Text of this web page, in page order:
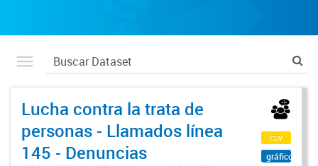
Lucha contra la trata de
personas - Llamados línea
145 - Denuncias
csv
gráfico